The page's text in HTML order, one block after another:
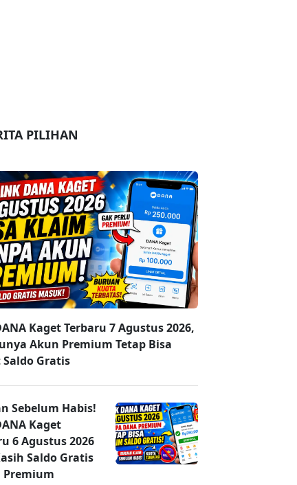
PILIHAN
Kaget Terbaru 7 Agustus 2026,
Akun Premium Tetap Bisa
Saldo Gratis
Sebelum Habis!
Kaget
6 Agustus 2026
Saldo Gratis
Premium